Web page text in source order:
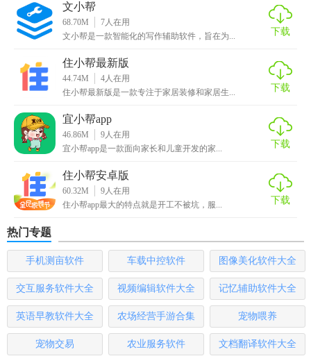
5.淘抢购——限时抢，过时不候
6.20元专区——物美价廉还包邮
7.产品分类 ——超多分类超多品牌
【小帮返利app优势】
【省钱最多】免费领取优惠券。先领券，后购物，每次购物
都比别人更便宜!
【件件包邮】全场包邮!呼朋唤友来抢购，再也不必纠结快递
费!
【品种丰富】每日更新商品，折扣优惠潮品新品随时上架。
【小帮返利app亮点】
A、免费领取优惠券，实现先领券后购买，商品每次更便宜；
B、买件商品都可以包邮，先下单商家会极速的配送，无需等
待；
文小帮
68.70M 7人在用
文小帮是一款智能化的写作辅助软件，旨在为...
下载
住小帮最新版
44.74M 4人在用
住小帮最新版是一款专注于家居装修和家居生...
下载
宜小帮app
46.86M 9人在用
宜小帮app是一款面向家长和儿童开发的家...
下载
住小帮安卓版
60.32M 9人在用
住小帮app最大的特点就是开工不被坑，服...
下载
热门专题
手机测亩软件 车载中控软件 图像美化软件大全
交互服务软件大全 视频编辑软件大全 记忆辅助软件大全
英语早教软件大全 农场经营手游合集 宠物喂养
宠物交易 农业服务软件 文档翻译软件大全